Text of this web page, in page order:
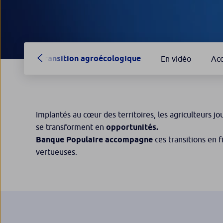
Transition agroécologique En vidéo
Implantés au cœur des territoires, les agriculteurs
se transforment en opportunités.
Banque Populaire accompagne ces transitions en
vertueuses.